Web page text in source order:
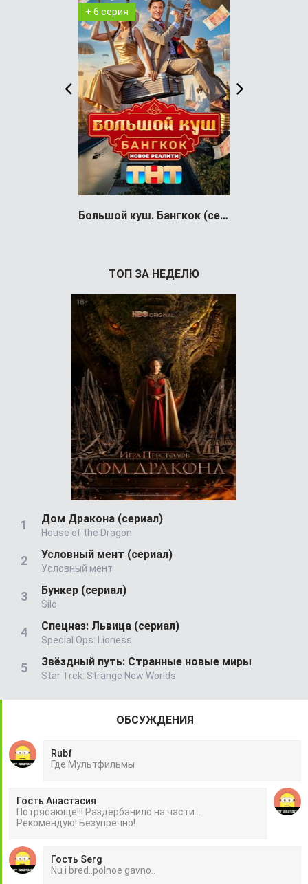
+ 6 серия
Большой куш. Бангкок (сериал)
ТОП ЗА НЕДЕЛЮ
Дом Дракона (сериал)
House of the Dragon
Условный мент (сериал)
Условный мент
Бункер (сериал)
Silo
Спецназ: Львица (сериал)
Special Ops: Lioness
Звёздный путь: Странные новые миры
Star Trek: Strange New Worlds
ОБСУЖДЕНИЯ
Rubf
Гдe Mультфильмы
Гость Анастасия
Потрясающе!!! Раздербанило на части...
Рекомендую! Безупречно!
Гость Serg
Nu i bred..polnoe gavno..